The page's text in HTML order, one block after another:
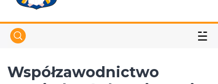
☱
Współzawodnictwo